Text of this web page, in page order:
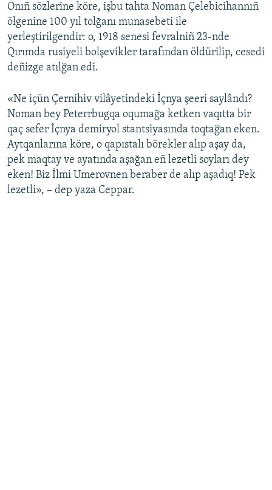
Onıñ sözlerine köre, işbu tahta Noman Çelebicihannıñ
ölgenine 100 yıl tolğanı munasebeti ile
yerleştirilgendir: o, 1918 senesi fevralniñ 23-nde
Qırımda rusiyeli bolşevikler tarafından öldürilip, cesedi
deñizge atılğan edi.
«Ne içün Çernihiv vilâyetindeki İçnya şeeri saylândı?
Noman bey Peterrbugqa oqumağa ketken vaqıtta bir
qaç sefer İçnya demiryol stantsiyasında toqtağan eken.
Aytqanlarına köre, o qapıstalı börekler alıp aşay da,
pek maqtay ve ayatında aşağan eñ lezetli soyları dey
eken! Biz İlmi Umerovnen beraber de alıp aşadıq! Pek
lezetli», – dep yaza Ceppar.